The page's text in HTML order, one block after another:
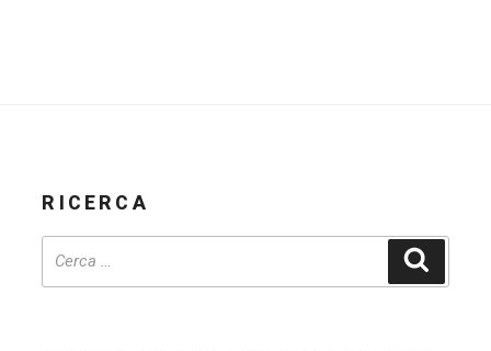
RICERCA